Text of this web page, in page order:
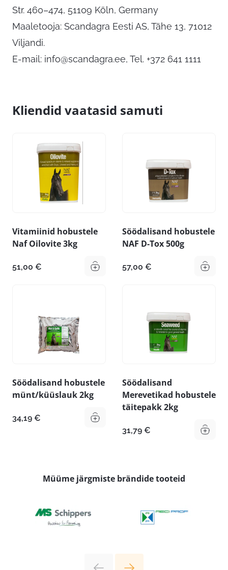
Str. 460–474, 51109 Köln, Germany
Maaletooja: Scandagra Eesti AS, Tähe 13, 71012
Viljandi.
E-mail: info@scandagra.ee, Tel. +372 641 1111
Kliendid vaatasid samuti
Vitamiinid hobustele
Naf Oilovite 3kg
51,00 €
Söödalisand hobustele
NAF D-Tox 500g
57,00 €
Söödalisand hobustele
münt/küüslauk 2kg
34,19 €
Söödalisand
Merevetikad hobustele
täitepakk 2kg
31,79 €
Müüme järgmiste brändide tooteid